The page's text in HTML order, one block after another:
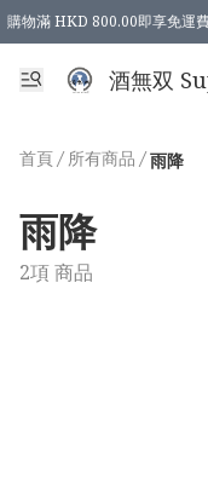
購物滿 HKD 800.00即享免運
酒無双
首頁 / 所有商品 / 雨降
雨降
2項 商品